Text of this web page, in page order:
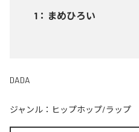
1 ： まめひろい
DADA
ジャンル： ヒップホップ/ラップ